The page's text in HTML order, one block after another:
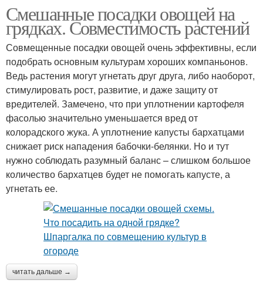
Смешанные посадки овощей на
грядках. Совместимость растений
Совмещенные посадки овощей очень эффективны, если
подобрать основным культурам хороших компаньонов.
Ведь растения могут угнетать друг друга, либо наоборот,
стимулировать рост, развитие, и даже защиту от
вредителей. Замечено, что при уплотнении картофеля
фасолью значительно уменьшается вред от
колорадского жука. А уплотнение капусты бархатцами
снижает риск нападения бабочки-белянки. Но и тут
нужно соблюдать разумный баланс – слишком большое
количество бархатцев будет не помогать капусте, а
угнетать ее.
читать дальше →